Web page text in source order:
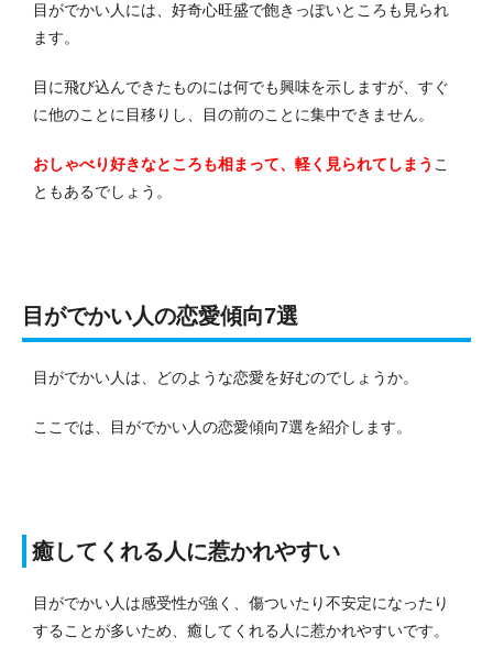
目がでかい人には、好奇心旺盛で飽きっぽいところも見られ
ます。
目に飛び込んできたものには何でも興味を示しますが、すぐ
に他のことに目移りし、目の前のことに集中できません。
おしゃべり好きなところも相まって、軽く見られてしまう こ
ともあるでしょう。
目がでかい人の恋愛傾向7選
目がでかい人は、どのような恋愛を好むのでしょうか。
ここでは、目がでかい人の恋愛傾向7選を紹介します。
癒してくれる人に惹かれやすい
目がでかい人は感受性が強く、傷ついたり不安定になったり
することが多いため、癒してくれる人に惹かれやすいです。